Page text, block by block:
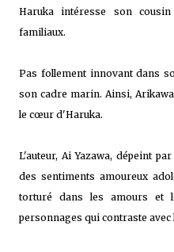
Haruka intéresse son
familiaux.
Pas follement innovant dans
son cadre marin. Ainsi,
le cœur d'Haruka.
L'auteur, Ai Yazawa, dépeint
des sentiments amoureux
torturé dans les amours et
personnages qui contraste avec